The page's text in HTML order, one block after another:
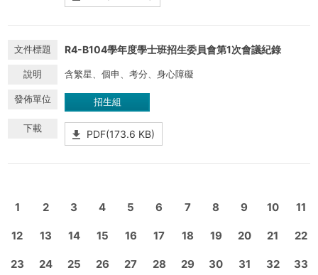
R4-B104學年度學士班招生委員會第1次會議紀錄
含繁星、個申、考分、身心障礙
招生組
PDF(173.6 KB)
1 2 3 4 5 6 7 8 9 10 11
12 13 14 15 16 17 18 19 20 21 22
23 24 25 26 27 28 29 30 31 32 33